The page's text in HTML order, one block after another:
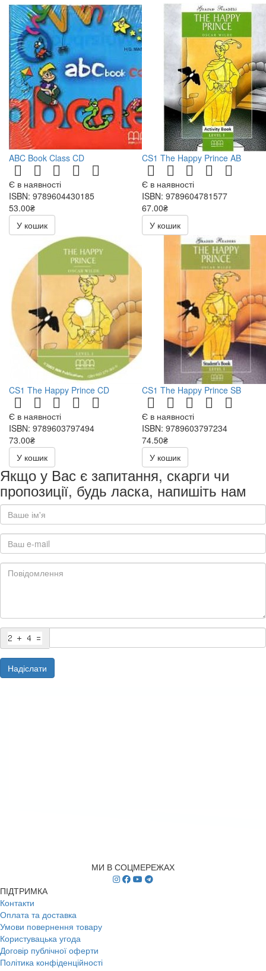
ABC Book Class CD
Є в наявності
ISBN: 9789604430185
53.00₴
106.00₴
У кошик
CS1 The Happy Prince AB
Є в наявності
ISBN: 9789604781577
67.00₴
134.00₴
У кошик
CS1 The Happy Prince CD
Є в наявності
ISBN: 9789603797494
73.00₴
146.00₴
У кошик
CS1 The Happy Prince SB
Є в наявності
ISBN: 9789603797234
74.50₴
149.00₴
У кошик
Якщо у Вас є запитання, скарги чи
пропозиції, будь ласка, напишіть нам
Надіслати
МИ В СОЦМЕРЕЖАХ
ПІДТРИМКА
Контакти
Оплата та доставка
Умови повернення товару
Користувацька угода
Договір публічної оферти
Політика конфіденційності